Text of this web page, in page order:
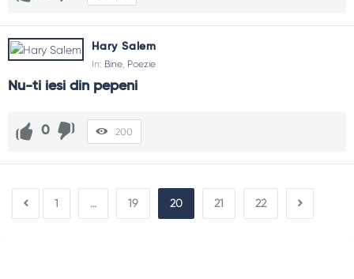
Hary Salem
In: Bine, Poezie
Nu-ti iesi din pepeni
0 200
1 … 19 20 21 22